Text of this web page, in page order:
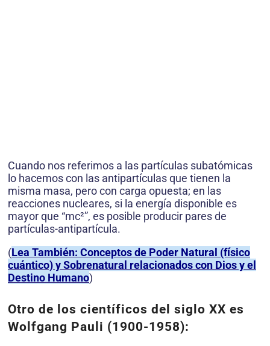
Cuando nos referimos a las partículas subatómicas
lo hacemos con las antipartículas que tienen la
misma masa, pero con carga opuesta; en las
reacciones nucleares, si la energía dis­ponible es
mayor que “mc²”, es posible producir pares de
partículas-antipartícula.
(Lea También: Conceptos de Poder Natural (físico
cuántico) y Sobrenatural relacionados con Dios y el
Destino Humano)
Otro de los científicos del siglo XX es
Wolfgang Pauli (1900-1958):